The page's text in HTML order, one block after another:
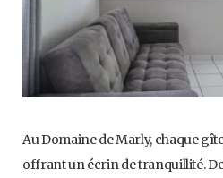
Au Domaine de Marly, chaque
offrant un écrin de tranquillité.